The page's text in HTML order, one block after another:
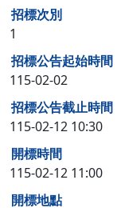
招標次別
1
招標公告起始時間
115-02-02
招標公告截止時間
115-02-12 10:30
開標時間
115-02-12 11:00
開標地點